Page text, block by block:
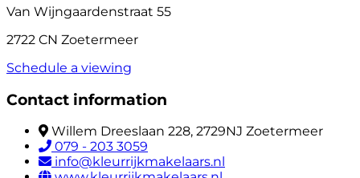
Van Wijngaardenstraat 55
2722 CN Zoetermeer
Schedule a viewing
Contact information
Willem Dreeslaan 228, 2729NJ Zoetermeer
079 - 203 3059
info@kleurrijkmakelaars.nl